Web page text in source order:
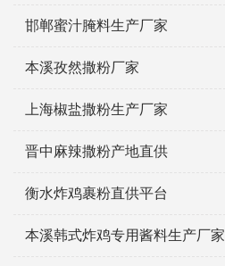
邯郸蜜汁腌料生产厂家
本溪孜然撒粉厂家
上海椒盐撒粉生产厂家
晋中麻辣撒粉产地直供
衡水炸鸡裹粉直供平台
本溪韩式炸鸡专用酱料生产厂家